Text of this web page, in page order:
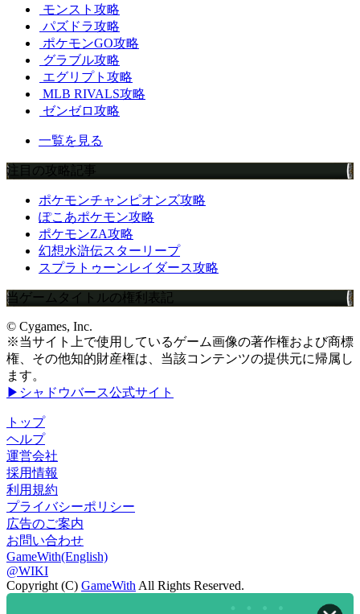
モンスト攻略
パズドラ攻略
ポケモンGO攻略
グラブル攻略
エグリプト攻略
MLB RIVALS攻略
ゼンゼロ攻略
一覧を見る
注目の攻略記事
ポケモンチャンピオンズ攻略
ぽこあポケモン攻略
ポケモンZA攻略
幻想水滸伝スターリープ
スプラトゥーンレイダース攻略
当ゲームタイトルの権利表記
© Cygames, Inc.
※当サイト上で使用しているゲーム画像の著作権および商標
権、その他知的財産権は、当該コンテンツの提供元に帰属し
ます。
▶シャドウバース公式サイト
トップ
ヘルプ
運営会社
採用情報
利用規約
プライバシーポリシー
広告のご案内
お問い合わせ
GameWith(English)
@WIKI
Copyright (C) GameWith All Rights Reserved.